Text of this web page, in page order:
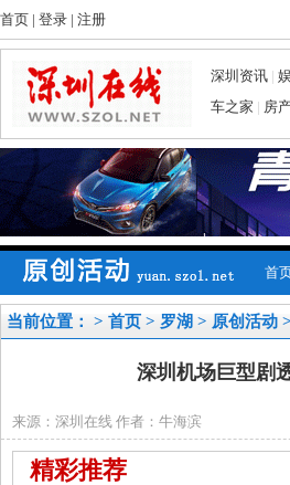
首页 | 登录 | 注册
深圳资讯 |
车之家 | 房
首
当前位置： > 首页 > 罗湖 > 原创活动 >
深圳机场巨型剧
来源：深圳在线 作者：牛海滨
精彩推荐